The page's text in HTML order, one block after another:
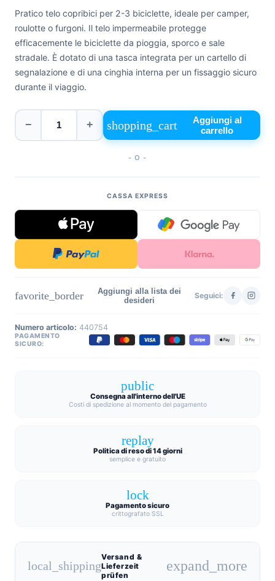
phone
+39
0471
540
4.6
Google
Pratico telo copribici per 2-3 biciclette, ideale per camper,
roulotte o furgoni. Il telo impermeabile protegge
efficacemente le biciclette da pioggia, sporco e sale
stradale. È dotato di una tasca integrata per un cartello di
segnalazione e di una cinghia interna per un fissaggio sicuro
durante il viaggio.
− + shopping_cart
Aggiungi al
carrello
- O -
CASSA EXPRESS
favorite_border
Aggiungi alla lista dei
desideri
Seguici:
Numero articolo: 440754
PAGAMENTO
SICURO:
public
Consegna all'interno dell'UE
Costi di spedizione al momento del pagamento
replay
Politica di reso di 14 giorni
semplice e gratuito
lock
Pagamento sicuro
crittografato SSL
local_shipping
Versand &
Lieferzeit
prüfen
expand_more